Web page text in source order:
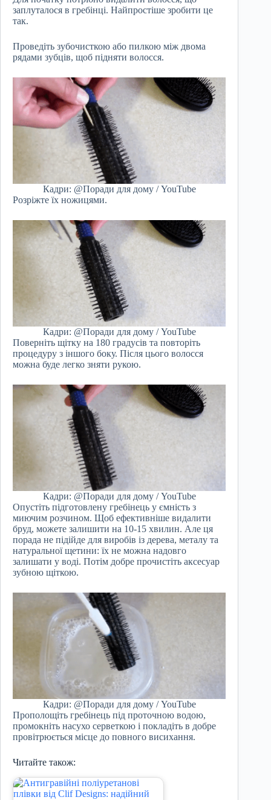
заплуталося в гребінці. Найпростіше зробити це
так.
Проведіть зубочисткою або пилкою між двома
рядами зубців, щоб підняти волосся.
Кадри: @Поради для дому / YouTube
Розріжте їх ножицями.
Кадри: @Поради для дому / YouTube
Поверніть щітку на 180 градусів та повторіть
процедуру з іншого боку. Після цього волосся
можна буде легко зняти рукою.
Кадри: @Поради для дому / YouTube
Опустіть підготовлену гребінець у ємність з
миючим розчином. Щоб ефективніше видалити
бруд, можете залишити на 10-15 хвилин. Але ця
порада не підійде для виробів із дерева, металу та
натуральної щетини: їх не можна надовго
залишати у воді. Потім добре прочистіть аксесуар
зубною щіткою.
Кадри: @Поради для дому / YouTube
Прополощіть гребінець під проточною водою,
промокніть насухо серветкою і покладіть в добре
провітрюється місце до повного висихання.
Читайте також: